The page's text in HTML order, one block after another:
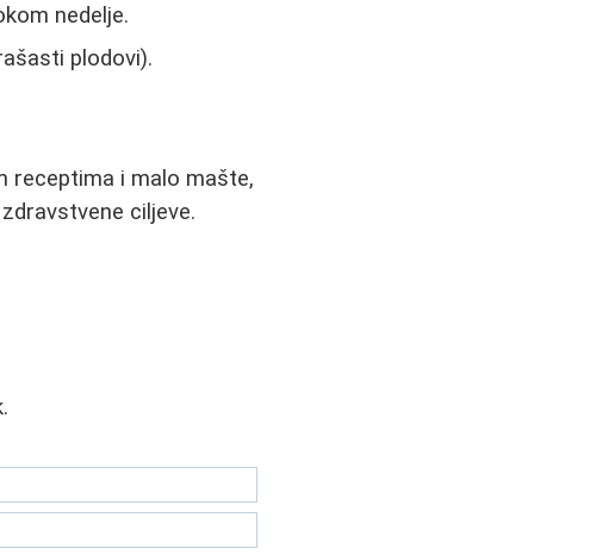
nedelje.
plodovi).
receptima i malo mašte,
ciljeve.